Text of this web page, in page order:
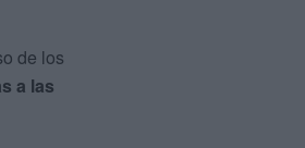
de los
a las